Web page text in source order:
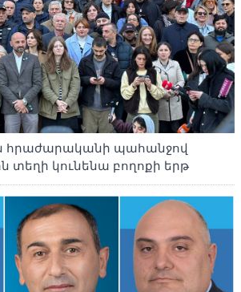
հրաժարականի պահանջով
տեղի կունենա բողոքի երթ